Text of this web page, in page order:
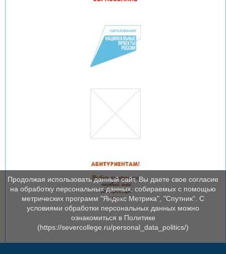
Продолжая использовать данный сайт, Вы даете свое согласие
на обработку персональных данных, собираемых с помощью
метрических программ "Яндекс Метрика", "Спутник". С
условиями обработки персональных данных можно
ознакомиться в Политике
(https://severcollege.ru/personal_data_politics/)